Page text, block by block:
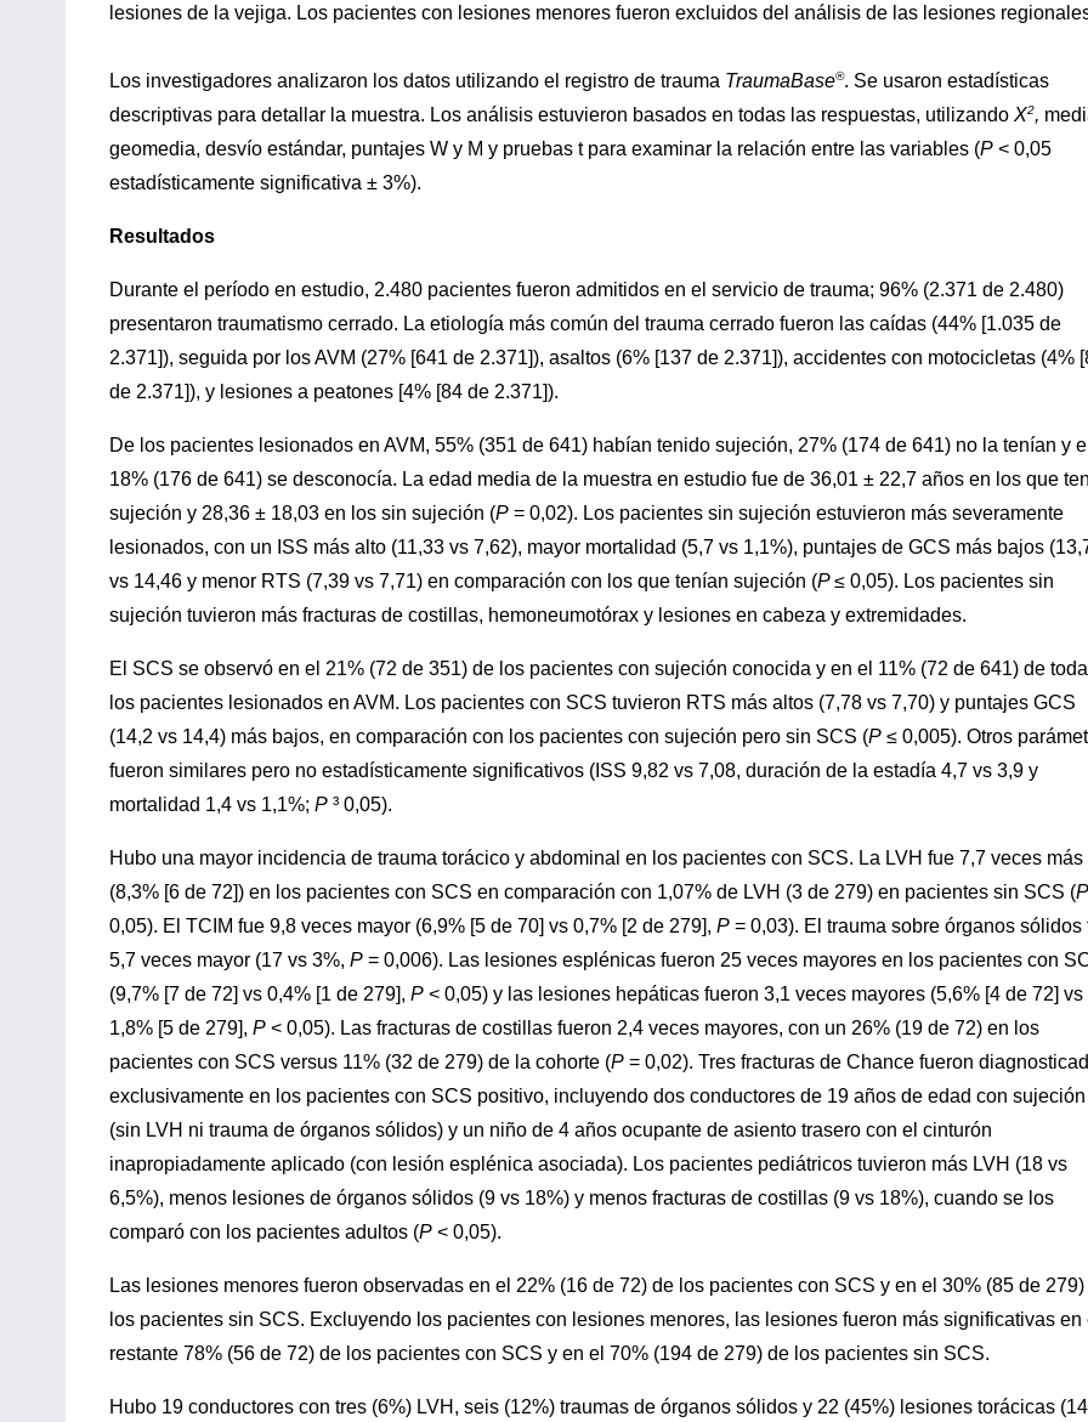
lesiones de la vejiga. Los pacientes con lesiones menores fueron excluidos del análisis de las lesiones
Los investigadores analizaron los datos utilizando el registro de trauma TraumaBase®. Se usaron estadísticas
descriptivas para detallar la muestra. Los análisis estuvieron basados en todas las respuestas, utilizando X2,
geomedia, desvío estándar, puntajes W y M y pruebas t para examinar la relación entre las variables (P < 0,05
estadísticamente significativa ± 3%).
Resultados
Durante el período en estudio, 2.480 pacientes fueron admitidos en el servicio de trauma; 96% (2.371 de 2.480)
presentaron traumatismo cerrado. La etiología más común del trauma cerrado fueron las caídas (44% [1.035 de
2.371]), seguida por los AVM (27% [641 de 2.371]), asaltos (6% [137 de 2.371]), accidentes con motocicletas (4%
de 2.371]), y lesiones a peatones [4% [84 de 2.371]).
De los pacientes lesionados en AVM, 55% (351 de 641) habían tenido sujeción, 27% (174 de 641) no la tenían y
18% (176 de 641) se desconocía. La edad media de la muestra en estudio fue de 36,01 ± 22,7 años en los que
sujeción y 28,36 ± 18,03 en los sin sujeción (P = 0,02). Los pacientes sin sujeción estuvieron más severamente
lesionados, con un ISS más alto (11,33 vs 7,62), mayor mortalidad (5,7 vs 1,1%), puntajes de GCS más bajos
vs 14,46 y menor RTS (7,39 vs 7,71) en comparación con los que tenían sujeción (P≤ 0,05). Los pacientes sin
sujeción tuvieron más fracturas de costillas, hemoneumotórax y lesiones en cabeza y extremidades.
El SCS se observó en el 21% (72 de 351) de los pacientes con sujeción conocida y en el 11% (72 de 641) de
los pacientes lesionados en AVM. Los pacientes con SCS tuvieron RTS más altos (7,78 vs 7,70) y puntajes GCS
(14,2 vs 14,4) más bajos, en comparación con los pacientes con sujeción pero sin SCS (P ≤ 0,005). Otros
fueron similares pero no estadísticamente significativos (ISS 9,82 vs 7,08, duración de la estadía 4,7 vs 3,9 y
mortalidad 1,4 vs 1,1%; P ³ 0,05).
Hubo una mayor incidencia de trauma torácico y abdominal en los pacientes con SCS. La LVH fue 7,7 veces más
(8,3% [6 de 72]) en los pacientes con SCS en comparación con 1,07% de LVH (3 de 279) en pacientes sin SCS (P
0,05). El TCIM fue 9,8 veces mayor (6,9% [5 de 70] vs 0,7% [2 de 279], P = 0,03). El trauma sobre órganos sólidos
5,7 veces mayor (17 vs 3%, P = 0,006). Las lesiones esplénicas fueron 25 veces mayores en los pacientes con
(9,7% [7 de 72] vs 0,4% [1 de 279], P < 0,05) y las lesiones hepáticas fueron 3,1 veces mayores (5,6% [4 de 72] vs
1,8% [5 de 279], P < 0,05). Las fracturas de costillas fueron 2,4 veces mayores, con un 26% (19 de 72) en los
pacientes con SCS versus 11% (32 de 279) de la cohorte (P = 0,02). Tres fracturas de Chance fueron
exclusivamente en los pacientes con SCS positivo, incluyendo dos conductores de 19 años de edad con sujeción
(sin LVH ni trauma de órganos sólidos) y un niño de 4 años ocupante de asiento trasero con el cinturón
inapropiadamente aplicado (con lesión esplénica asociada). Los pacientes pediátricos tuvieron más LVH (18 vs
6,5%), menos lesiones de órganos sólidos (9 vs 18%) y menos fracturas de costillas (9 vs 18%), cuando se los
comparó con los pacientes adultos (P < 0,05).
Las lesiones menores fueron observadas en el 22% (16 de 72) de los pacientes con SCS y en el 30% (85 de 279)
los pacientes sin SCS. Excluyendo los pacientes con lesiones menores, las lesiones fueron más significativas en
restante 78% (56 de 72) de los pacientes con SCS y en el 70% (194 de 279) de los pacientes sin SCS.
Hubo 19 conductores con tres (6%) LVH, seis (12%) traumas de órganos sólidos y 22 (45%) lesiones torácicas (14